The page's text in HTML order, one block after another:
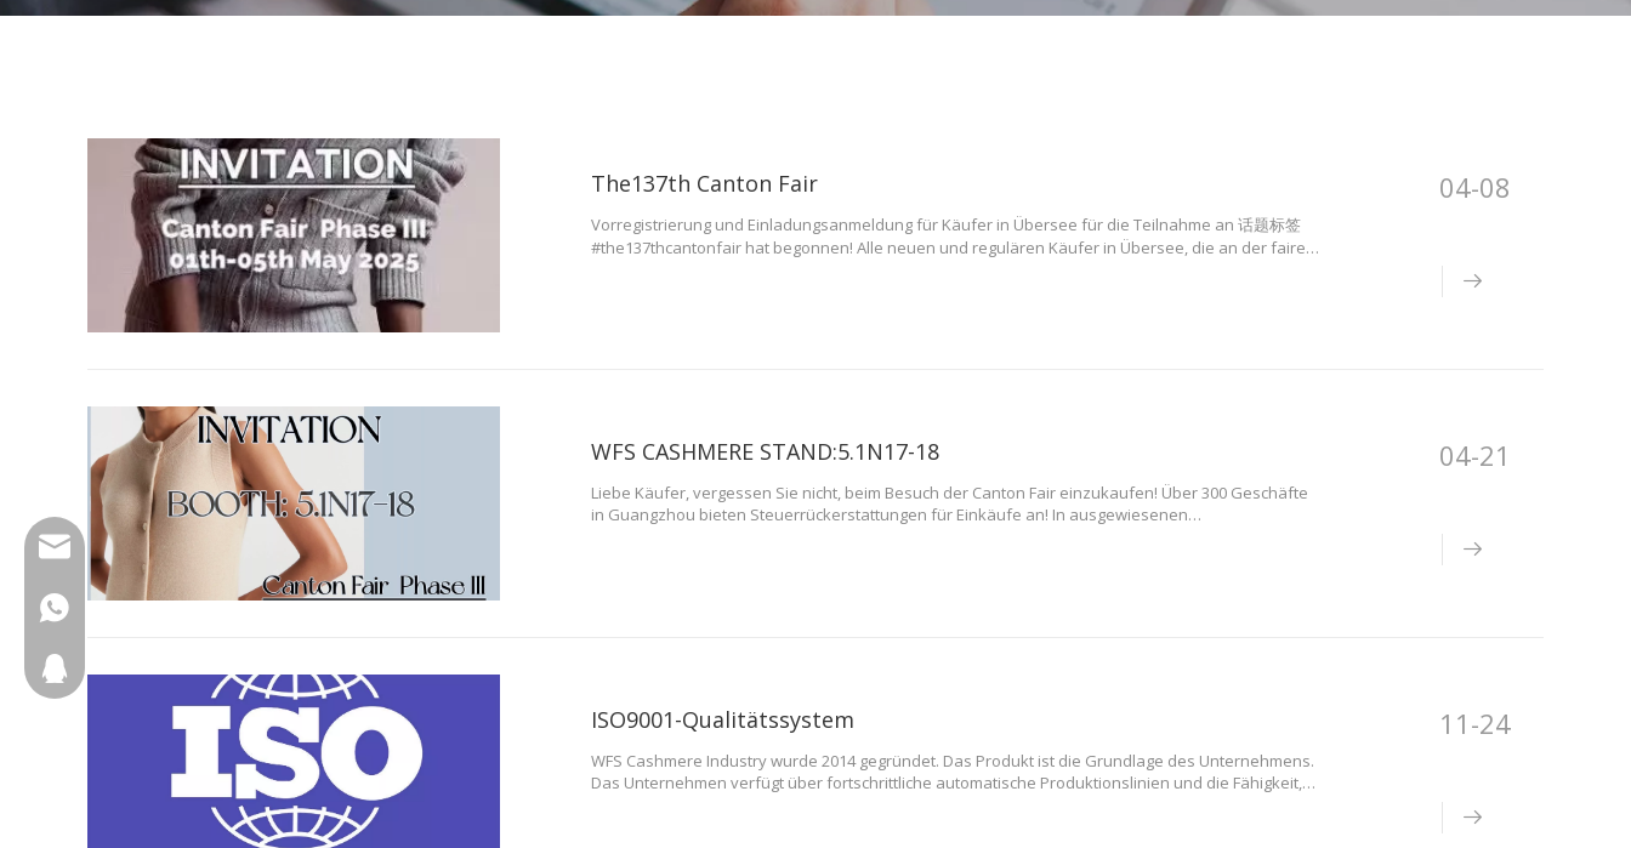
The137th Canton Fair
Vorregistrierung und Einladungsanmeldung für Käufer in Übersee für die Teilnahme an 话题标签
#the137thcantonfair hat begonnen! Alle neuen und regulären Käufer in Übersee, die an der fairen
04-08
WFS CASHMERE STAND:5.1N17-18
Liebe Käufer, vergessen Sie nicht, beim Besuch der Canton Fair einzukaufen! Über 300 Geschäfte
in Guangzhou bieten Steuerrückerstattungen für Einkäufe an! In ausgewiesenen
04-21
ISO9001-Qualitätssystem
WFS Cashmere Industry wurde 2014 gegründet. Das Produkt ist die Grundlage des Unternehmens.
Das Unternehmen verfügt über fortschrittliche automatische Produktionslinien und die Fähigkeit,
11-24
wfs808@wfscashmere.com
+8615066666292